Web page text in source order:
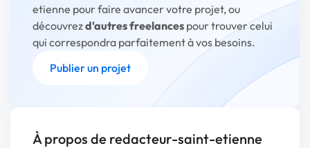
etienne pour faire avancer votre projet, ou
découvrezd'autres freelances pour trouver celui
qui correspondra parfaitement à vos besoins.
Publier un projet
À propos de redacteur-saint-etienne